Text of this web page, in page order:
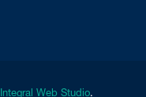
Integral Web Studio.